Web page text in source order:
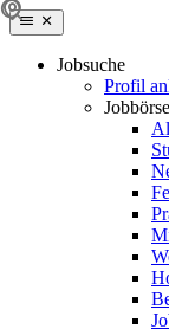
Jobsuche
Profil
Jobbörse